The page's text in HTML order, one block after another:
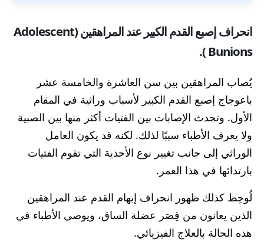
انحراف إصبع القدم الكبير عند المراهقين (Adolescent
Bunions
).
يُصاب المراهقين بين سن العاشرة والخامسة عشر
باعوجاج إصبع القدم الكبير لأسباب وراثية في المقام
الأول. وتحدث الإصابات بين الفتيات أكثر منها بين الصبية
ولا يعرف الأطباء سببًا لذلك. لكنه قد يكون العامل
الوراثي إلى جانب تغيير نوع الأحذية التي تقوم الفتيات
بارتدائها في هذا العمر.
لُوحِظ كذلك ظهور انحراف إبهام القدم عند المراهقين
الذين يعانون من قِصَر عضلة الساق، ويوصي الأطباء في
هذه الحالة بالعلاج الفيزيائي.